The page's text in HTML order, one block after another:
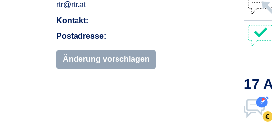
rtr@rtr.at
Kontakt:
Postadresse:
Änderung vorschlagen
17